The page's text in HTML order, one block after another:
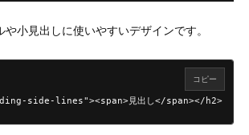
小見出しに使いやすいデザインです。
side-lines"><span>見出し</span></h2>
コピー